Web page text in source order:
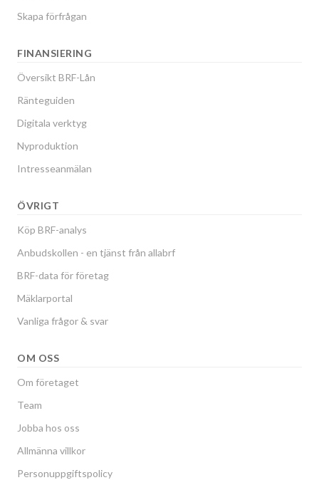
Skapa förfrågan
FINANSIERING
Översikt BRF-Lån
Ränteguiden
Digitala verktyg
Nyproduktion
Intresseanmälan
ÖVRIGT
Köp BRF-analys
Anbudskollen - en tjänst från allabrf
BRF-data för företag
Mäklarportal
Vanliga frågor & svar
OM OSS
Om företaget
Team
Jobba hos oss
Allmänna villkor
Personuppgiftspolicy